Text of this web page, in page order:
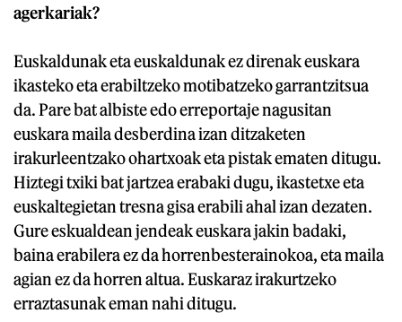
agerkariak?
Euskaldunak eta euskaldunak ez direnak euskara
ikasteko eta erabiltzeko motibatzeko garrantzitsua
da. Pare bat albiste edo erreportaje nagusitan
euskara maila desberdina izan ditzaketen
irakurleentzako ohartxoak eta pistak ematen ditugu.
Hiztegi txiki bat jartzea erabaki dugu, ikastetxe eta
euskaltegietan tresna gisa erabili ahal izan dezaten.
Gure eskualdean jendeak euskara jakin badaki,
baina erabilera ez da horrenbesterainokoa, eta maila
agian ez da horren altua. Euskaraz irakurtzeko
erraztasunak eman nahi ditugu.